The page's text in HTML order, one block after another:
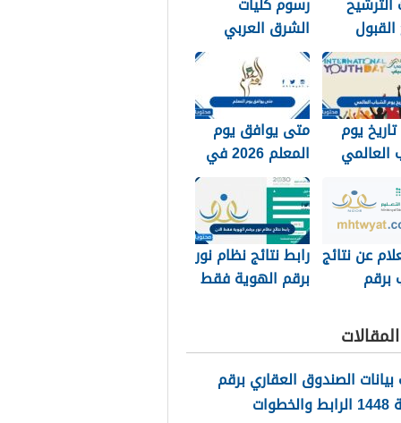
القبول
الملك خالد
الشرق العربي
1448 وكيفية
تسديد الرسوم
يوم
العالمي
متى يوافق يوم
المعلم 2026 في
جميع الدول
العربية
عن نتائج
برقم
رابط نتائج نظام نور
برقم الهوية فقط
الصندوق العقاري برقم